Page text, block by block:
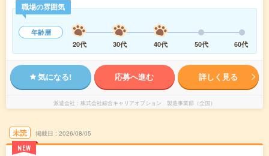
職場の雰囲気
年齢層
20代
30代 40代 50代 60代
気になる! 応募へ進む 詳しく見る
派遣会社 株式会社綜合キャリアオプション 製造事業部（全国）
未読
NEW
掲載日 2026/08/05